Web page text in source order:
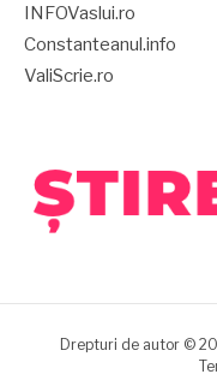
INFOVaslui.ro
Constanteanul.info
ValiScrie.ro
Drepturi de autor ©